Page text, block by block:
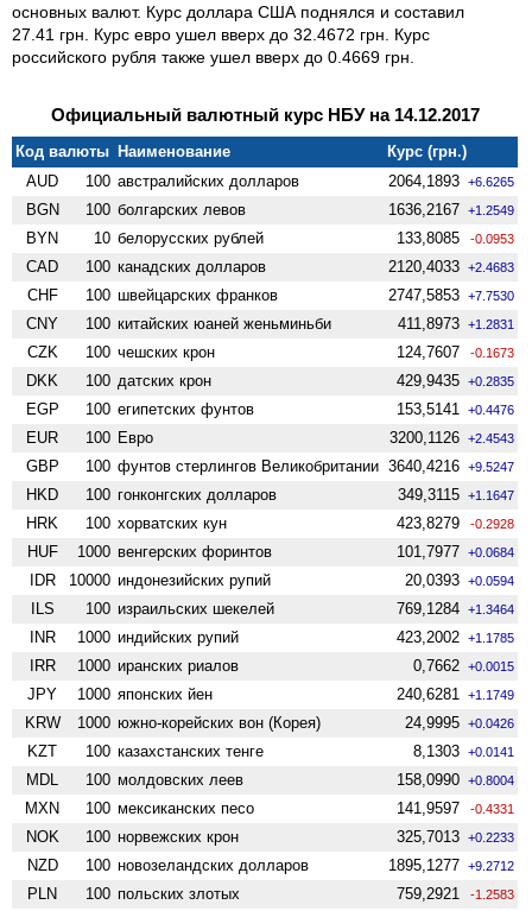
основных валют. Курс доллара США поднялся и составил
27.41 грн. Курс евро ушел вверх до 32.4672 грн. Курс
российского рубля также ушел вверх до 0.4669 грн.
Официальный валютный курс НБУ на 14.12.2017
Код валюты Наименование
Курс (грн.)
AUD
100 австралийских долларов 2064,1893 +6.6265
BGN 100 болгарских левов 1636,2167 +1.2549
BYN 10 белорусских рублей 133,8085 -0.0953
CAD 100 канадских долларов 2120,4033 +2.4683
CHF 100 швейцарских франков 2747,5853 +7.7530
CNY 100 китайских юаней женьминьби 411,8973 +1.2831
CZK 100 чешских крон 124,7607 -0.1673
DKK 100 датских крон 429,9435 +0.2835
EGP 100 египетских фунтов 153,5141 +0.4476
EUR 100 Евро 3200,1126 +2.4543
GBP 100 фунтов стерлингов Велико­британии 3640,4216 +9.5247
HKD 100 гонконгских долларов 349,3115 +1.1647
HRK 100 хорватских кун 423,8279 -0.2928
HUF 1000 венгерских форинтов 101,7977 +0.0684
IDR 10000 индонезийских рупий 20,0393 +0.0594
ILS 100 израильских шекелей 769,1284 +1.3464
INR 1000 индийских рупий 423,2002 +1.1785
IRR 1000 иранских риалов 0,7662 +0.0015
JPY 1000 японских йен 240,6281 +1.1749
KRW 1000 южно-корейских вон (Корея) 24,9995 +0.0426
KZT 100 казахстанских тенге 8,1303 +0.0141
MDL 100 молдовских леев 158,0990 +0.8004
MXN 100 мексиканских песо 141,9597 -0.4331
NOK 100 норвежских крон 325,7013 +0.2233
NZD 100 ново­зеландских долларов 1895,1277 +9.2712
PLN 100 польских злотых 759,2921 -1.2583